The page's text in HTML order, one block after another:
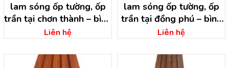
lam sóng ốp tường, ốp
trần tại chơn thành – bình
phước
Liên hệ
lam sóng ốp tường, ốp
trần tại đồng phú – bình
phước
Liên hệ